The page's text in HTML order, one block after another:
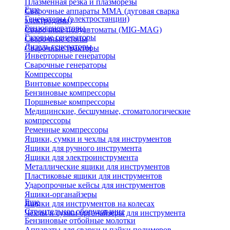
Плазменная резка и плазморезы
Сварочные аппараты ММА (дуговая сварка
электродами)
Сварочные полуавтоматы (MIG-MAG)
Сварочные столы
Сварочные тракторы
Еще
Генераторы (электростанции)
Бензогенераторы
Газовые генераторы
Дизель генераторы
Инверторные генераторы
Сварочные генераторы
Компрессоры
Винтовые компрессоры
Бензиновые компрессоры
Поршневые компрессоры
Медицинские, бесшумные, стоматологические
компрессоры
Ременные компрессоры
Ящики, сумки и чехлы для инструментов
Ящики для ручного инструмента
Ящики для электроинструмента
Металлические ящики для инструментов
Пластиковые ящики для инструментов
Ударопрочные кейсы для инструментов
Ящики-органайзеры
Ящики для инструментов на колесах
Чехлы и сумки органайзеры для инструмента
Еще
Строительное оборудование
Бензиновые отбойные молотки